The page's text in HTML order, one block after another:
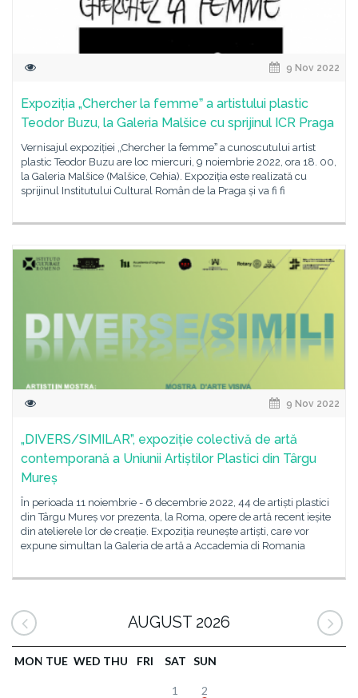
9 Nov 2022
Expoziția „Chercher la femmeˮ a artistului plastic
Teodor Buzu, la Galeria Malšice cu sprijinul ICR Praga
Vernisajul expoziției „Chercher la femmeˮ a cunoscutului artist
plastic Teodor Buzu are loc miercuri, 9 noiembrie 2022, ora 18. 00,
la Galeria Malšice (Malšice, Cehia). Expoziția este realizată cu
sprijinul Institutului Cultural Român de la Praga și va fi fi
9 Nov 2022
„DIVERS/SIMILAR”, expoziție colectivă de artă
contemporană a Uniunii Artiștilor Plastici din Târgu
Mureș
În perioada 11 noiembrie - 6 decembrie 2022, 44 de artiști plastici
din Târgu Mureș vor prezenta, la Roma, opere de artă recent ieșite
din atelierele lor de creație. Expoziția reunește artiști, care vor
expune simultan la Galeria de artă a Accademia di Romania
AUGUST 2026
MON TUE WED THU FRI SAT SUN
1 2